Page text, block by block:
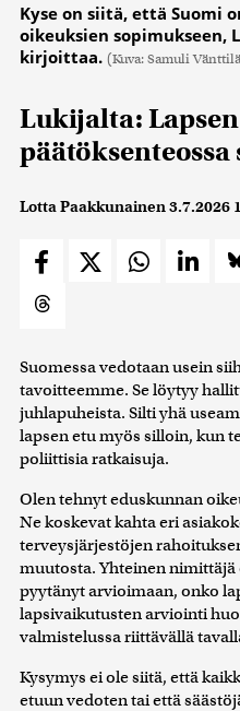
Kyse on siitä, että Suomi
oikeuksien sopimukseen,
kirjoittaa. (Kuva: Samuli
Lukijalta:
Lotta Paakkunainen3.7.2026
Suomessa vedotaan usein
tavoitteemme. Se löytyy
juhlapuheista. Silti yhä
lapsen etu myös silloin, kun
poliittisia ratkaisuja.
Olen tehnyt eduskunnan
Ne koskevat kahta eri
terveysjärjestöjen
muutosta. Yhteinen
pyytänyt arvioimaan, onko
lapsivaikutusten arviointi
valmistelussa riittävällä
Kysymys ei ole siitä, että
etuun vedoten tai että